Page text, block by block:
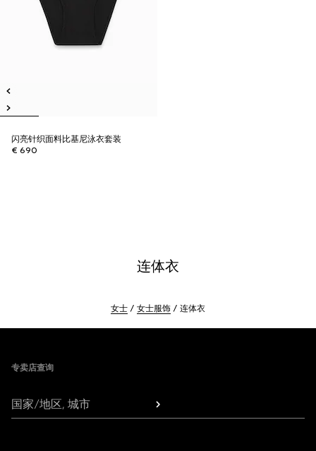
闪亮针织面料比基尼泳衣套装
€ 690
连体衣
女士 女士服饰 连体衣
专卖店查询
国家/地区, 城市